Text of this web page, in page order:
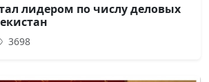
лидером по числу деловых
3698